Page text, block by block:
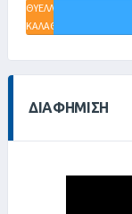
ΘΥΕΛΛΑ
ΚΑΛΑΘΑΙΝΩΝ
ΔΙΑΦΉΜΙΣΗ